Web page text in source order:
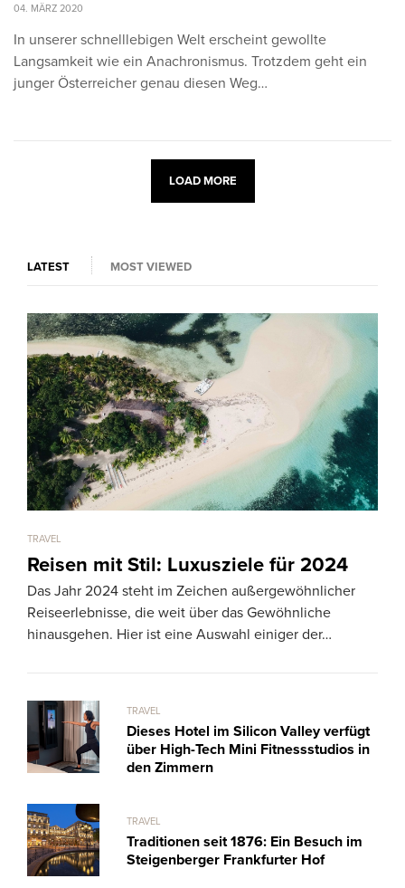
04. MÄRZ 2020
In unserer schnelllebigen Welt erscheint gewollte
Langsamkeit wie ein Anachronismus. Trotzdem geht ein
junger Österreicher genau diesen Weg…
LOAD MORE
LATEST MOST VIEWED
TRAVEL
Reisen mit Stil: Luxusziele für 2024
Das Jahr 2024 steht im Zeichen außergewöhnlicher
Reiseerlebnisse, die weit über das Gewöhnliche
hinausgehen. Hier ist eine Auswahl einiger der…
TRAVEL
Dieses Hotel im Silicon Valley verfügt
über High-Tech Mini Fitnessstudios in
den Zimmern
TRAVEL
Traditionen seit 1876: Ein Besuch im
Steigenberger Frankfurter Hof